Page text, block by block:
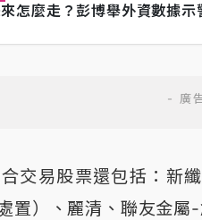
怎麼走？彭博舉外資數據
交易股票還包括：新
置）、麗清、聯友金屬